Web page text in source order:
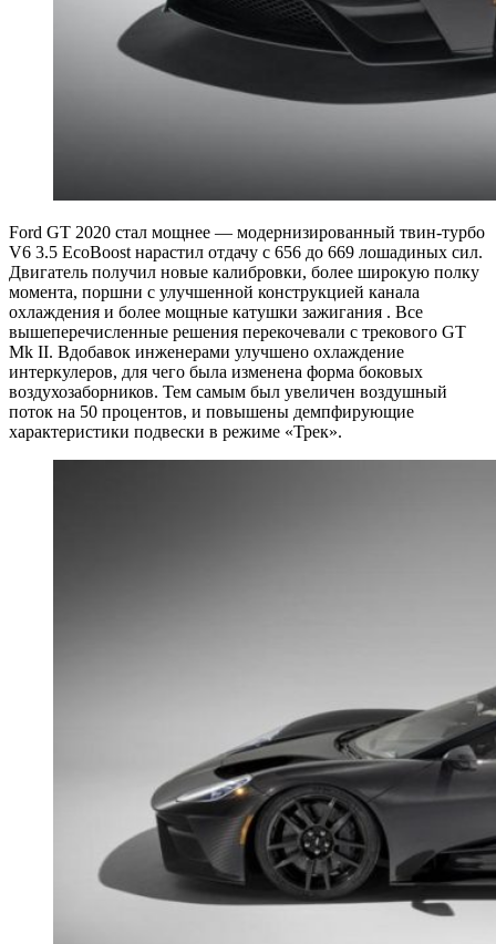
Ford GT 2020 стал мощнее — модернизированный твин-турбо
V6 3.5 EcoBoost нарастил отдачу с 656 до 669 лошадиных сил.
Двигатель получил новые калибровки, более широкую полку
момента, поршни с улучшенной конструкцией канала
охлаждения и более мощные катушки зажигания . Все
вышеперечисленные решения перекочевали с трекового GT
Mk II. Вдобавок инженерами улучшено охлаждение
интеркулеров, для чего была изменена форма боковых
воздухозаборников. Тем самым был увеличен воздушный
поток на 50 процентов, и повышены демпфирующие
характеристики подвески в режиме «Трек».